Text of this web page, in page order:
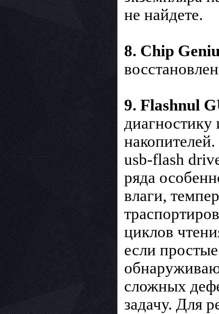
не найдете.
8. Chip
9. Flashnul
usb-flash
ряда
влаги,
циклов
если
сложных
задачу. Для